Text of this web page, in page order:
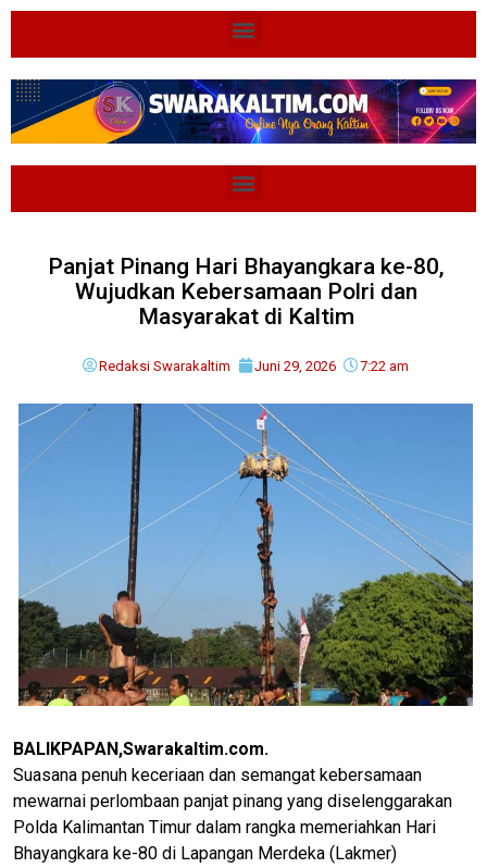
Panjat Pinang Hari Bhayangkara ke-80,
Wujudkan Kebersamaan Polri dan
Masyarakat di Kaltim
Redaksi Swarakaltim Juni 29, 2026 7:22 am
BALIKPAPAN,Swarakaltim.com.
Suasana penuh keceriaan dan semangat kebersamaan
mewarnai perlombaan panjat pinang yang diselenggarakan
Polda Kalimantan Timur dalam rangka memeriahkan Hari
Bhayangkara ke-80 di Lapangan Merdeka (Lakmer)